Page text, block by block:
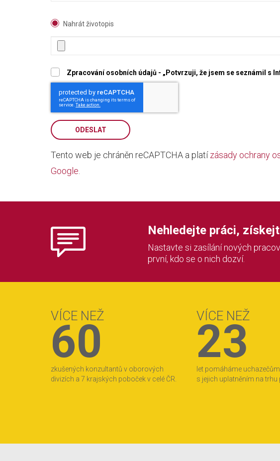
Nahrát životopis
Zpracování osobních údajů - „Potvrzuji, že jsem se seznámil s
ODESLAT
Tento web je chráněn reCAPTCHA a platízásady ochrany
Google
Nehledejte práci,
Nastavte si zasílání nových
první, kdo se o nich dozví.
VÍCE NEŽ
60
zkušených konzultantů v oborových
divizích a 7 krajských poboček v celé ČR.
VÍCE NEŽ
23
let pomáháme
s jejich uplatněním na trhu